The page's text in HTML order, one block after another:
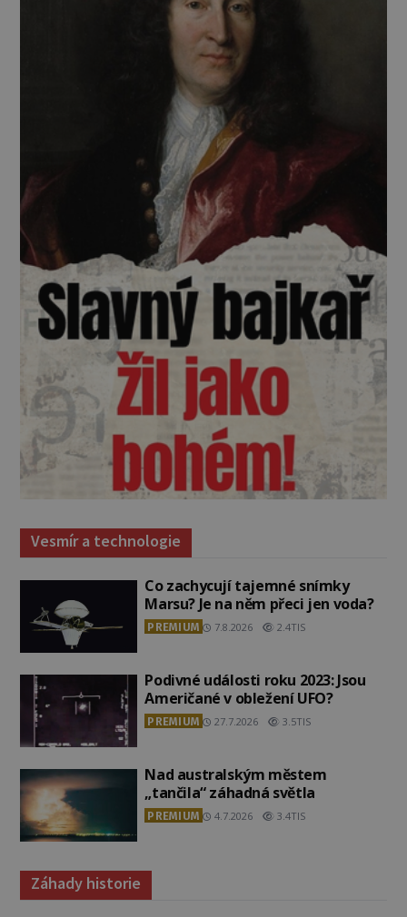
Vesmír a technologie
Co zachycují tajemné snímky
Marsu? Je na něm přeci jen voda?
PREMIUM 7.8.2026 2.4TIS
Podivné události roku 2023: Jsou
Američané v obležení UFO?
PREMIUM 27.7.2026 3.5TIS
Nad australským městem
„tančila“ záhadná světla
PREMIUM 4.7.2026 3.4TIS
Záhady historie